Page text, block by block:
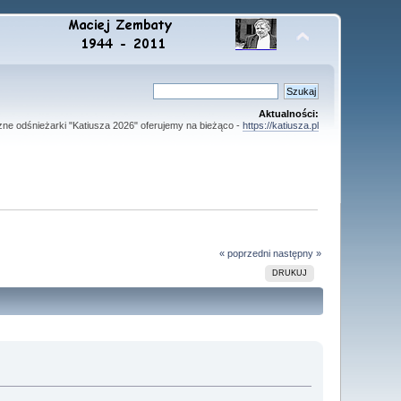
Aktualności:
odśnieżarki "Katiusza 2026" oferujemy na bieżąco - https://katiusza.pl
« poprzedni następny »
DRUKUJ